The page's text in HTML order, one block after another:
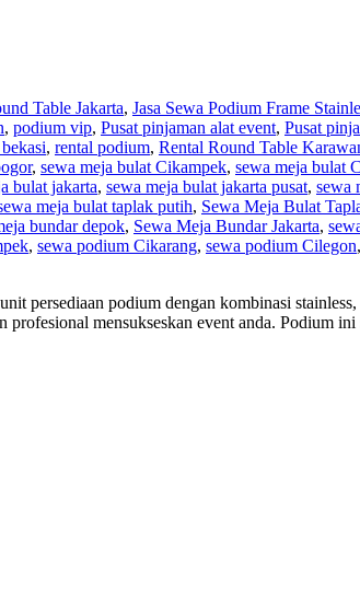
Table Jakarta, Jasa Sewa Podium Frame
, podium vip, Pusat pinjaman alat event, Pusat
, rental podium, Rental Round Table
, sewa meja bulat Cikampek, sewa meja bulat
bulat jakarta, sewa meja bulat jakarta pusat, sewa
meja bulat taplak putih, Sewa Meja Bulat
bundar depok, Sewa Meja Bundar Jakarta,
, sewa podium Cikarang, sewa podium Cilegon,
persediaan podium dengan kombinasi
mensukseskan event anda. Podium